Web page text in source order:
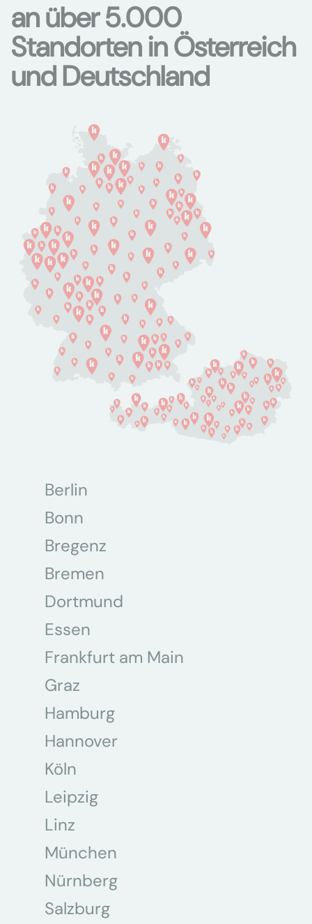
an über 5.000
Standorten in Österreich
und Deutschland
Berlin
Bonn
Bregenz
Bremen
Dortmund
Essen
Frankfurt am Main
Graz
Hamburg
Hannover
Köln
Leipzig
Linz
München
Nürnberg
Salzburg